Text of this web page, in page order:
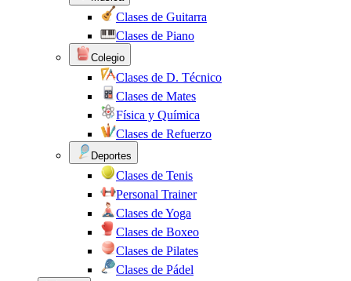
Clases de Guitarra
Clases de Piano
Colegio
Clases de D. Técnico
Clases de Mates
Física y Química
Clases de Refuerzo
Deportes
Clases de Tenis
Personal Trainer
Clases de Yoga
Clases de Boxeo
Clases de Pilates
Clases de Pádel